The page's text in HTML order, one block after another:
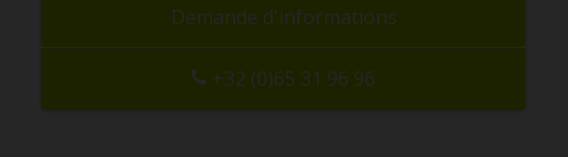
Demande d'informations
+32 (0)65 31 96 96